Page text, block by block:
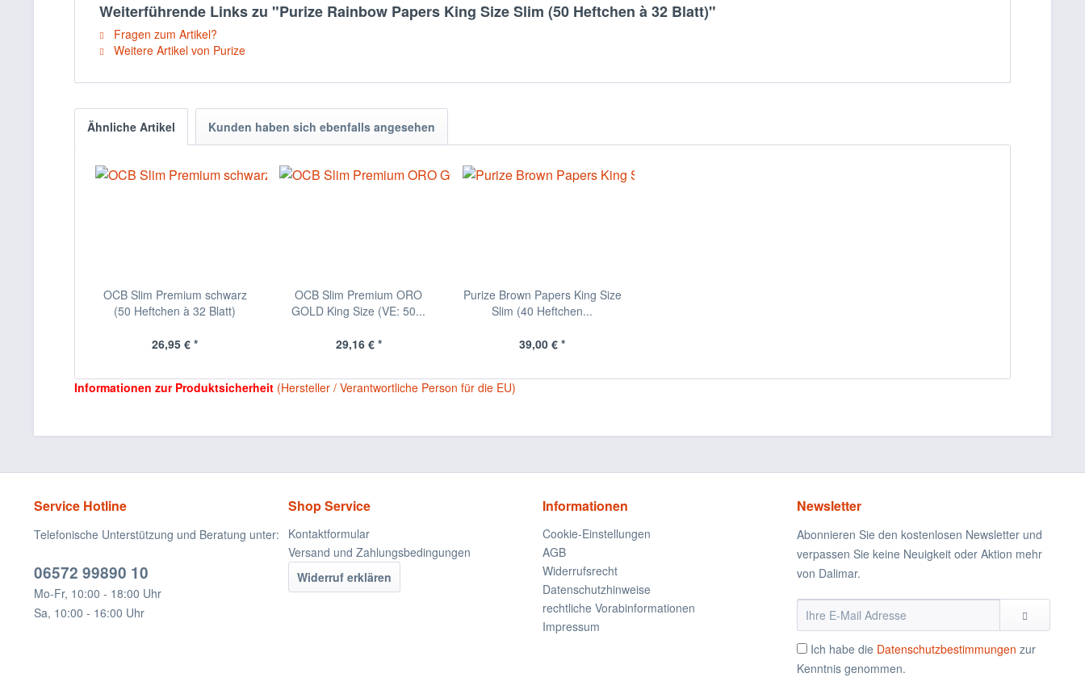
Weiterführende Links zu "Purize Rainbow Papers King Size Slim (50 Heftchen à 32 Blatt)"
Fragen zum Artikel?
Weitere Artikel von Purize
Ähnliche Artikel Kunden haben sich ebenfalls angesehen
OCB Slim Premium schwarz
(50 Heftchen à 32 Blatt)
26,95 € *
OCB Slim Premium ORO
GOLD King Size (VE: 50...
29,16 € *
Purize Brown Papers King Size
Slim (40 Heftchen...
39,00 € *
Informationen zur Produktsicherheit (Hersteller / Verantwortliche Person für die EU)
Service Hotline
Telefonische Unterstützung und Beratung unter:
06572 99890 10
Mo-Fr, 10:00 - 18:00 Uhr
Sa, 10:00 - 16:00 Uhr
Shop Service
Kontaktformular
Versand und Zahlungsbedingungen
Widerruf erklären
Informationen
Cookie-Einstellungen
AGB
Widerrufsrecht
Datenschutzhinweise
rechtliche Vorabinformationen
Impressum
Newsletter
Abonnieren Sie den kostenlosen Newsletter und
verpassen Sie keine Neuigkeit oder Aktion mehr
von Dalimar.
Ich habe die Datenschutzbestimmungen zur
Kenntnis genommen.